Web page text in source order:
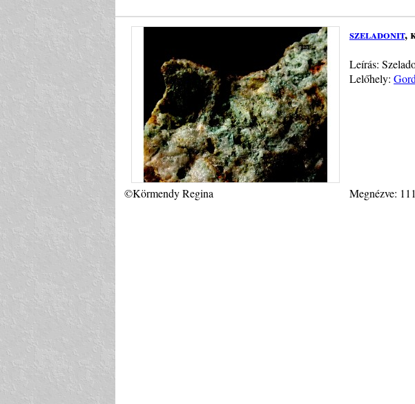
szeladonit,
Leírás:
Lelőhely:
©Körmendy Regina Megnézve: